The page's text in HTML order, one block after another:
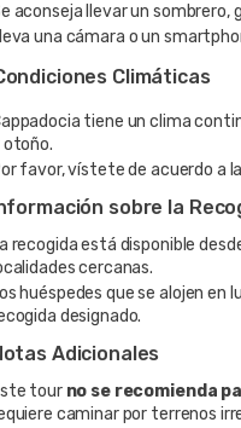
aconseja llevar un
una cámara o un
Climáticas
tiene un clima
otoño.
favor, vístete de acuerdo a
sobre la
recogida está disponible
cercanas.
huéspedes que se alojen
designado.
Adicionales
tour no se recomienda
caminar por terrenos